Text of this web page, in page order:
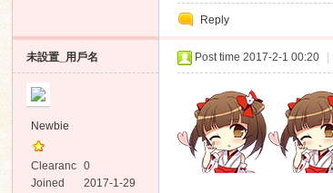
Reply
未設置_用戶名
Newbie
Clearanc
e
0
Joined
2017-1-29
Post time 2017-2-1 00:20